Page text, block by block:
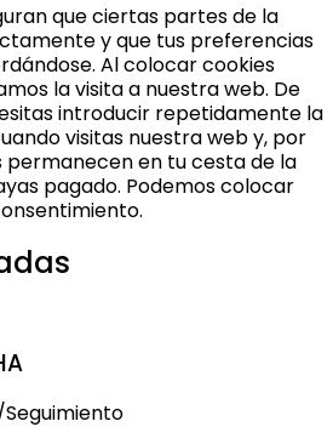
que ciertas partes de la
y que tus preferencias
Al colocar cookies
la visita a nuestra web. De
introducir repetidamente la
visitas nuestra web y, por
permanecen en tu cesta de la
pagado. Podemos colocar